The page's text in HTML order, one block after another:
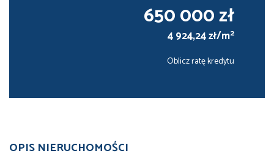
650 000 zł
4 924,24 zł/m2
Oblicz ratę kredytu
OPIS NIERUCHOMOŚCI